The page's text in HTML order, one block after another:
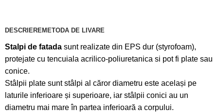
DESCRIEREMETODA DE LIVARE
Stalpi de fatada sunt realizate din EPS dur (styrofoam),
protejate cu tencuiala acrilico-poliuretanica si pot fi plate sau
conice.
Stâlpii plate sunt stâlpi al căror diametru este același pe
laturile inferioare și superioare, iar stâlpii conici au un
diametru mai mare în partea inferioară a corpului.